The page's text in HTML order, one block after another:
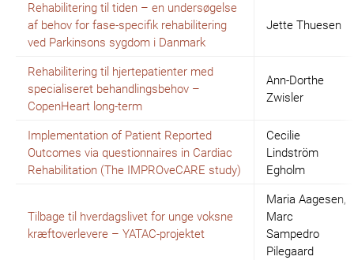
Rehabilitering til tiden – en undersøgelse
af behov for fase-specifik rehabilitering
ved Parkinsons sygdom i Danmark
Jette Thuesen
Rehabilitering til hjertepatienter med
specialiseret behandlingsbehov –
CopenHeart long-term
Ann-Dorthe
Zwisler
Implementation of Patient Reported
Outcomes via questionnaires in Cardiac
Rehabilitation (The IMPROveCARE study)
Cecilie
Lindström
Egholm
Tilbage til hverdagslivet for unge voksne
kræftoverlevere – YATAC-projektet
Maria Aagesen,
Marc
Sampedro
Pilegaard